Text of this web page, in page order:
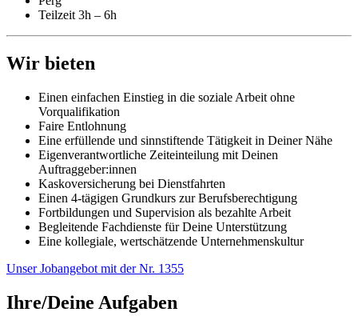
Teilzeit 3h – 6h
Wir bieten
Einen einfachen Einstieg in die soziale Arbeit ohne
Vorqualifikation
Faire Entlohnung
Eine erfüllende und sinnstiftende Tätigkeit in Deiner Nähe
Eigenverantwortliche Zeiteinteilung mit Deinen
Auftraggeber:innen
Kaskoversicherung bei Dienstfahrten
Einen 4-tägigen Grundkurs zur Berufsberechtigung
Fortbildungen und Supervision als bezahlte Arbeit
Begleitende Fachdienste für Deine Unterstützung
Eine kollegiale, wertschätzende Unternehmenskultur
Unser Jobangebot mit der Nr. 1355
Ihre/Deine Aufgaben